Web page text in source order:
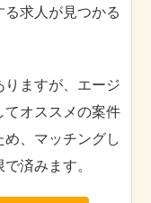
求人が見つかる
ますが、エージ
てオススメの案件
、マッチングし
済みます。